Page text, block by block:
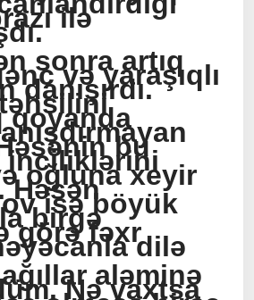
ilə
sonra artıq
və yaraşıqlı
danışırdı.
qoyanda
bu
inciliklərini
oğluna xeyir
Həsən
isə böyük
birgə
görə fəxrdilə
aləminə
Nə vaxtsa